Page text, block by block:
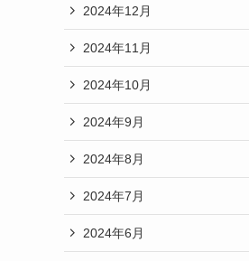
2024年12月
2024年11月
2024年10月
2024年9月
2024年8月
2024年7月
2024年6月